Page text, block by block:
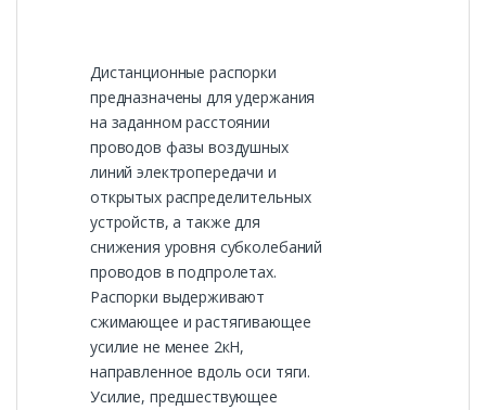
Дистанционные распорки
предназначены для удержания
на заданном расстоянии
проводов фазы воздушных
линий электропередачи и
открытых распределительных
устройств, а также для
снижения уровня субколебаний
проводов в подпролетах.
Распорки выдерживают
сжимающее и растягивающее
усилие не менее 2кН,
направленное вдоль оси тяги.
Усилие, предшествующее